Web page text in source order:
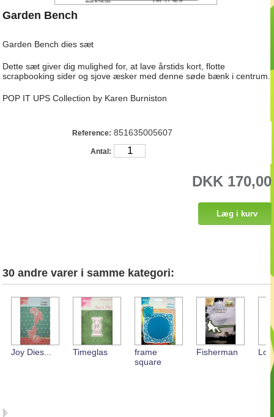
Garden Bench
Garden Bench dies sæt
Dette sæt giver dig mulighed for, at lave årstids kort, flotte
scrapbooking sider og sjove æsker med denne søde bænk i centrum.
POP IT UPS Collection by Karen Burniston
Reference: 851635005607
Antal:
DKK 170,00
30 andre varer i samme kategori:
Joy Dies... Timeglas
frame
square
Fisherman